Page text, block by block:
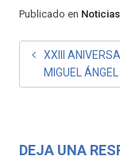
Publicado en Noticias
NAVEGACIÓN
DE
XXIII
MIGUEL
DEJA UNA